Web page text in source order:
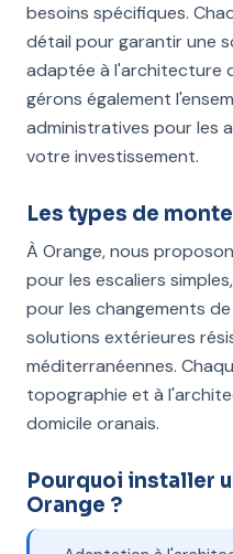
besoins spécifiques.
détail pour garantir une
adaptée à l'architecture
gérons également
administratives pour les
votre investissement.
Les types de
À Orange, nous
pour les escaliers
pour les changements
solutions extérieures
méditerranéennes.
topographie et à
domicile oranais.
Pourquoi installer
Orange ?